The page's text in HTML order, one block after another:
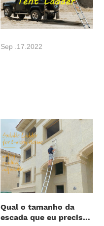
Sep .17.2022
Qual o tamanho da
escada que eu preciso